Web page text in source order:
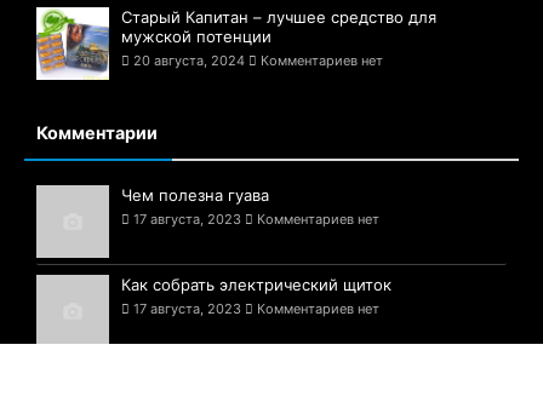
Старый Капитан – лучшее средство для
мужской потенции
20 августа, 2024 Комментариев нет
Комментарии
Чем полезна гуава
17 августа, 2023 Комментариев нет
Как собрать электрический щиток
17 августа, 2023 Комментариев нет